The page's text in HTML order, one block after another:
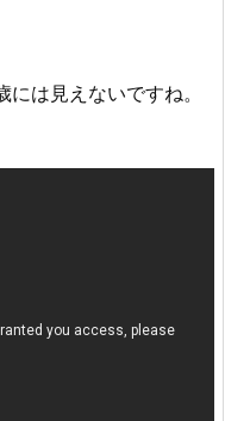
は見えないですね。